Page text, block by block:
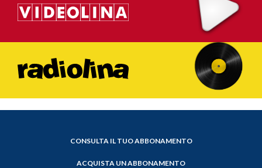
CONSULTA IL TUO ABBONAMENTO
ACQUISTA UN ABBONAMENTO